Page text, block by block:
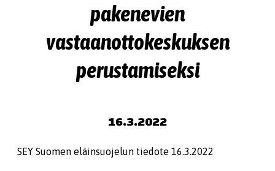
pakenevien
vastaanottokeskuksen
perustamiseksi
16.3.2022
SEY Suomen eläinsuojelun tiedote 16.3.2022